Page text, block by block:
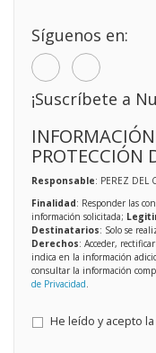
Síguenos en:
¡Suscríbete a
PROTECCIÓN
Responsable: PEREZ DEL
Finalidad: Responder las
información solicitada;
Destinatarios: Solo se
Derechos: Acceder,
indica en la información
consultar la información
de Privacidad
He leído y acepto la